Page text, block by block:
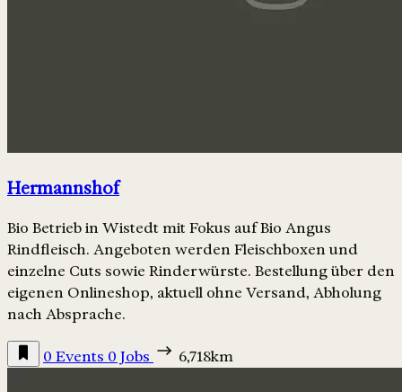
Hermannshof
Bio Betrieb in Wistedt mit Fokus auf Bio Angus
Rindfleisch. Angeboten werden Fleischboxen und
einzelne Cuts sowie Rinderwürste. Bestellung über den
eigenen Onlineshop, aktuell ohne Versand, Abholung
nach Absprache.
0 Events 0 Jobs 6,718km